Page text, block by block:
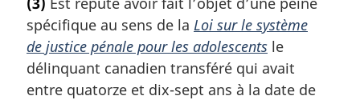
t
e
m
a
g
spécifique au sens de la Loi sur le système
de justice pénale pour les adolescents le
délinquant canadien transféré qui avait
entre quatorze et dix-sept ans à la date de